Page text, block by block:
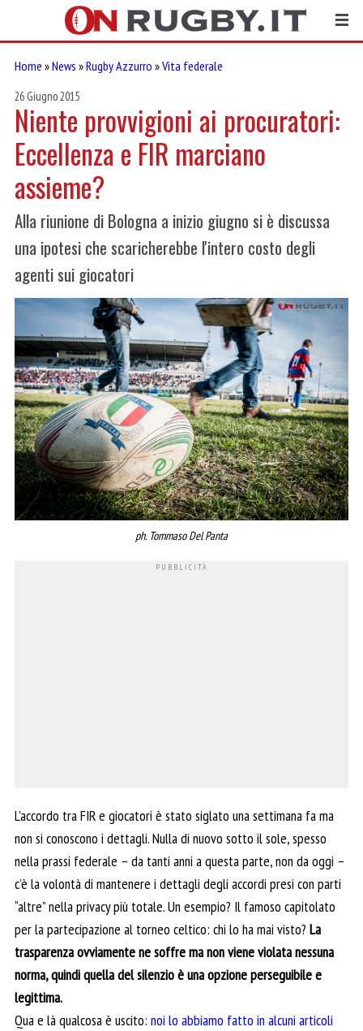
Home »News »Rugby Azzurro »Vita federale
26 Giugno 2015
Niente provvigioni ai procuratori:
Eccellenza e FIR marciano
assieme?
Alla riunione di Bologna a inizio giugno si è discussa
una ipotesi che scaricherebbe l'intero costo degli
agenti sui giocatori
ph. Tommaso Del Panta
L’accordo tra FIR e giocatori è stato siglato una settimana fa ma
non si conoscono i dettagli. Nulla di nuovo sotto il sole, spesso
nella prassi federale – da tanti anni a questa parte, non da oggi –
c’è la volontà di mantenere i dettagli degli accordi presi con parti
“altre” nella privacy più totale. Un esempio? Il famoso capitolato
per la partecipazione al torneo celtico: chi lo ha mai visto? La
trasparenza ovviamente ne soffre ma non viene violata nessuna
norma, quindi quella del silenzio è una opzione perseguibile e
legittima.
Qua e là qualcosa è uscito: noi lo abbiamo fatto in alcuni articoli